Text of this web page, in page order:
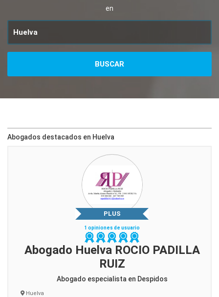
en
Abogados destacados en Huelva
PLUS
1 opiniones de usuario
Abogado Huelva ROCIO PADILLA
RUIZ
Abogado especialista en Despidos
Huelva